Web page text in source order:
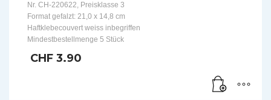
Nr. CH-220622, Preisklasse 3
Format gefalzt: 21,0 x 14,8 cm
Haftklebecouvert weiss inbegriffen
Mindestbestellmenge 5 Stück
CHF 3.90